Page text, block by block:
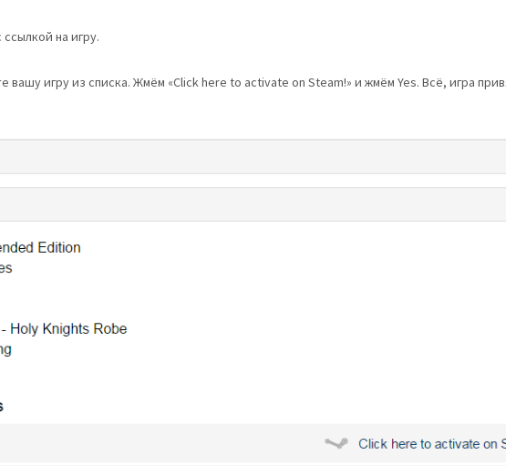
на игру.
вашу игру из списка. Жмём «Click here to activate on Steam!» и жмём Yes. Всё, игра